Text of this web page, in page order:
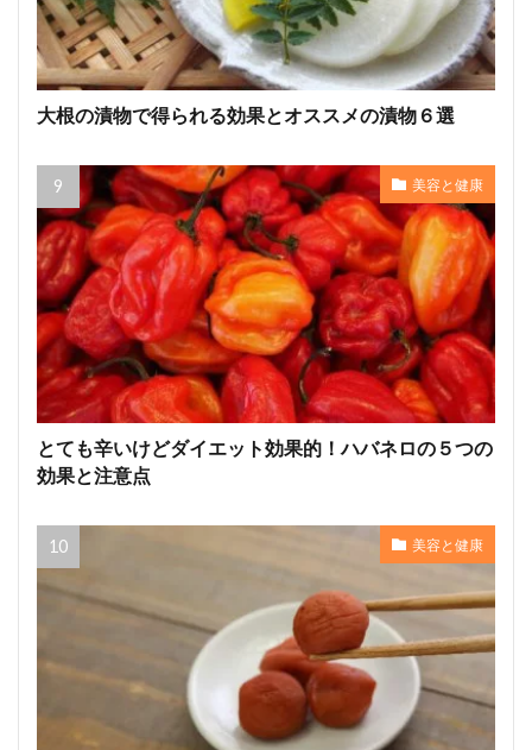
大根の漬物で得られる効果とオススメの漬物６選
美容と健康
とても辛いけどダイエット効果的！ハバネロの５つの
効果と注意点
美容と健康